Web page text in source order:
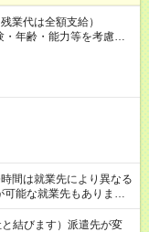
業代は全額支給）
年齢・能力等を考慮し
年以上継続したら月1万
間は就業先により異なる
をつくるべく、 働き方
結びます）派遣先が変